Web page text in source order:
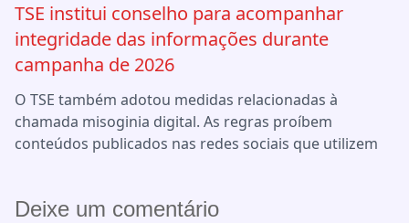
TSE institui conselho para acompanhar
integridade das informações durante
campanha de 2026
O TSE também adotou medidas relacionadas à
chamada misoginia digital. As regras proíbem
conteúdos publicados nas redes sociais que utilizem
Deixe um comentário